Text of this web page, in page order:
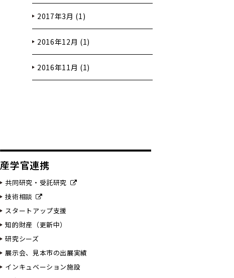
2017年3月 (1)
2016年12月 (1)
2016年11月 (1)
産学官連携
共同研究・受託研究
技術相談
スタートアップ支援
知的財産（更新中）
研究シーズ
展示会、見本市の出展実績
インキュベーション施設